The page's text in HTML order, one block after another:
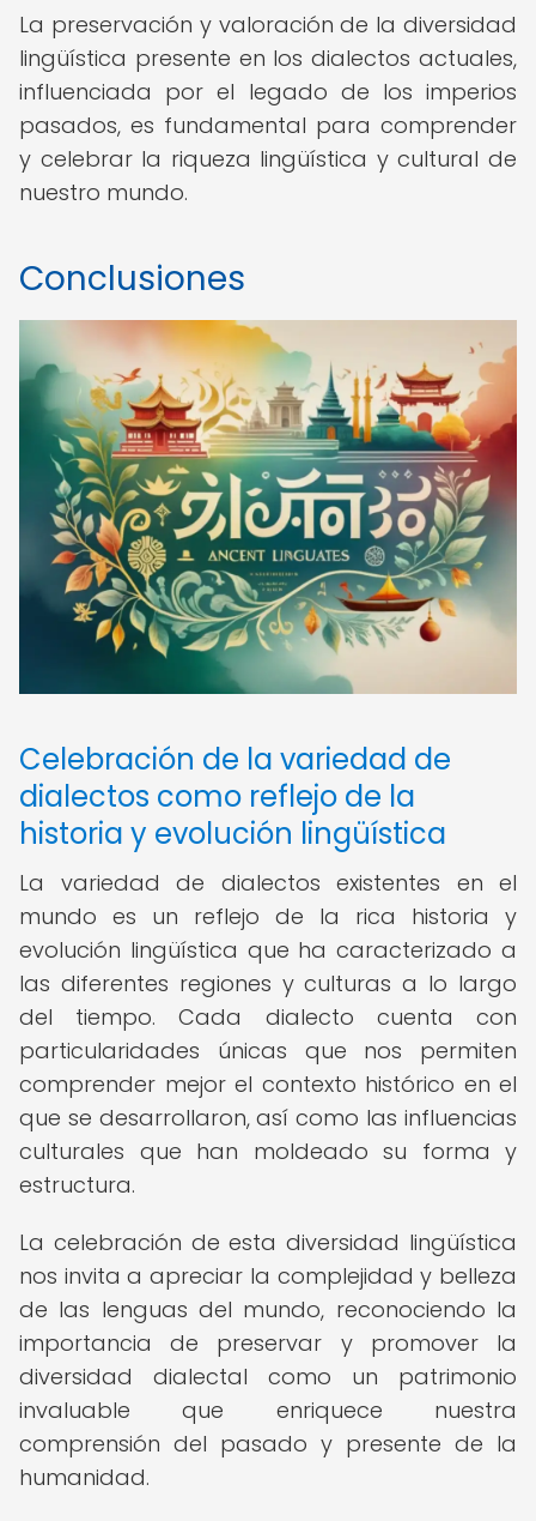
La preservación y valoración de la diversidad
lingüística presente en los dialectos actuales,
influenciada por el legado de los imperios
pasados, es fundamental para comprender
y celebrar la riqueza lingüística y cultural de
nuestro mundo.
Conclusiones
Celebración de la variedad de
dialectos como reflejo de la
historia y evolución lingüística
La variedad de dialectos existentes en el
mundo es un reflejo de la rica historia y
evolución lingüística que ha caracterizado a
las diferentes regiones y culturas a lo largo
del tiempo. Cada dialecto cuenta con
particularidades únicas que nos permiten
comprender mejor el contexto histórico en el
que se desarrollaron, así como las influencias
culturales que han moldeado su forma y
estructura.
La celebración de esta diversidad lingüística
nos invita a apreciar la complejidad y belleza
de las lenguas del mundo, reconociendo la
importancia de preservar y promover la
diversidad dialectal como un patrimonio
invaluable que enriquece nuestra
comprensión del pasado y presente de la
humanidad.